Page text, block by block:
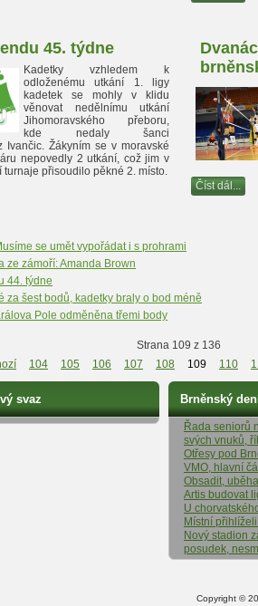
45. týdne
Kadetky vzhledem k
odloženému utkání 1. ligy
kadetek se mohly v klidu
věnovat nedělnímu utkání
Jihomoravského přeboru,
kde nedaly šanci
Ivančic. Žákyním se v moravské
nepovedly 2 utkání, což jim v
turnaje přisoudilo pěkné 2. místo.
Číst dál...
se umět vypořádat i s prohrami
ze zámoří: Amanda Brown
44. týdne
za šest bodů, kadetky braly o bod méně
Pole odměněna třemi body
Strana 109 z 136
104 105 106 107 108 109 110
svaz Brněnský
Řada seniorů
svých vnuků,
Otřesy pod
VMO, hlavní
Obsadit,
Artis budovat
U
Místní
Nový stadion
posudek,
Copyright ©